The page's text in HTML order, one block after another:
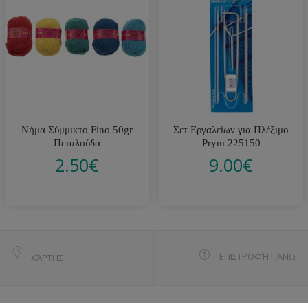
Νήμα Σύμμικτο Fino 50gr
Πεταλούδα
2.50€
Σετ Εργαλείων για Πλέξιμο
Prym 225150
9.00€
ΧΆΡΤΗΣ ΕΠΙΣΤΡΟΦΉ ΠΆΝΩ